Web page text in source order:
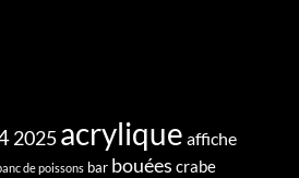
2025acrylique affiche
de poissons bar bouées crabe